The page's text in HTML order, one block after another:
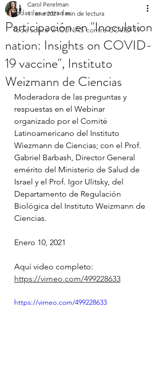
Todas las entradas
Todo sobre VACUNAS contra COVID-19
Participación en "Inoculation
nation: Insights on COVID-
19 vaccine", Instituto
Weizmann de Ciencias
Carol Perelman
11 ene 2021 1 min de lectura
Moderadora de las preguntas y
respuestas en el Webinar
organizado por el Comité
Latinoamericano del Instituto
Wiezmann de Ciencias; con el Prof.
Gabriel Barbash, Director General
emérito del Ministerio de Salud de
Israel y el Prof. Igor Ulitsky, del
Departamento de Regulación
Biológica del Instituto Weizmann de
Ciencias.
Enero 10, 2021
Aquí video completo:
https://vimeo.com/499228633
https://vimeo.com/499228633